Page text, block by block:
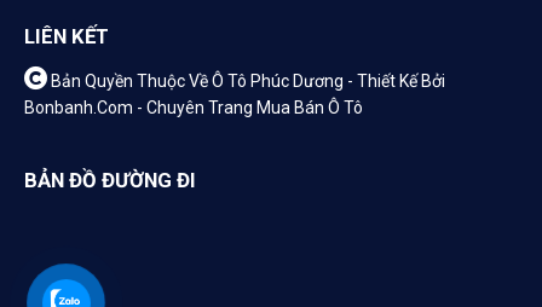
LIÊN KẾT
Bản Quyền Thuộc Về Ô Tô Phúc Dương - Thiết Kế Bởi
Bonbanh.com - Chuyên Trang Mua Bán Ô Tô
BẢN ĐỒ ĐƯỜNG ĐI